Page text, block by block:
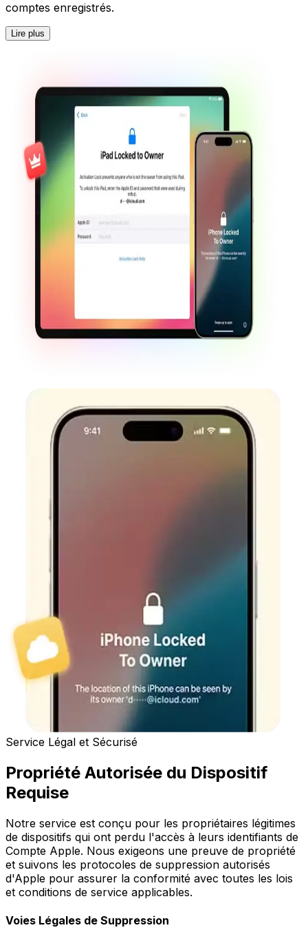
comptes enregistrés.
Lire plus
Service Légal et Sécurisé
Propriété Autorisée du Dispositif
Requise
Notre service est conçu pour les propriétaires légitimes
de dispositifs qui ont perdu l'accès à leurs identifiants de
Compte Apple. Nous exigeons une preuve de propriété
et suivons les protocoles de suppression autorisés
d'Apple pour assurer la conformité avec toutes les lois
et conditions de service applicables.
Voies Légales de Suppression